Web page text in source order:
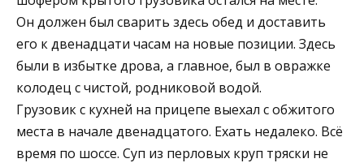
Он должен был сварить здесь обед и доставить
его к двенадцати часам на новые позиции. Здесь
были в избытке дрова, а главное, был в овражке
колодец с чистой, родниковой водой.
Грузовик с кухней на прицепе выехал с обжитого
места в начале двенадцатого. Ехать недалеко. Всё
время по шоссе. Суп из перловых круп тряски не